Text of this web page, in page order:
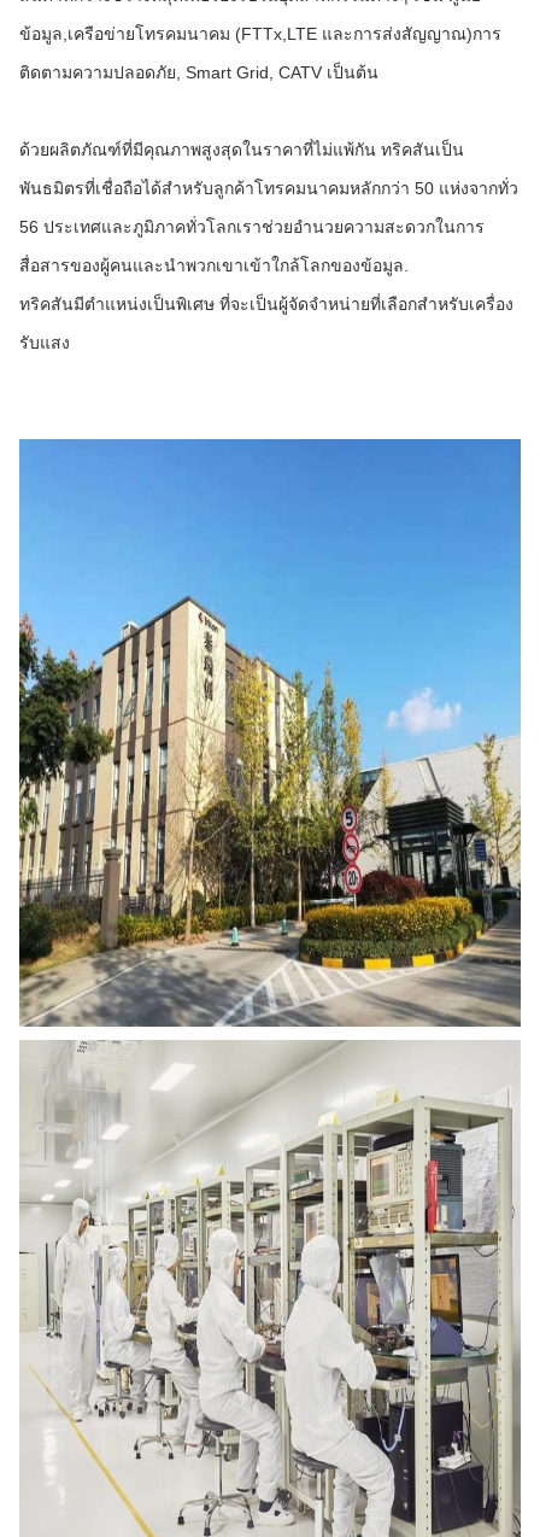
ข้อมูล,เครือข่ายโทรคมนาคม (FTTx,LTE และการส่งสัญญาณ)การ
ติดตามความปลอดภัย, Smart Grid, CATV เป็นต้น
ด้วยผลิตภัณฑ์ที่มีคุณภาพสูงสุดในราคาที่ไม่แพ้กัน ทริคสันเป็น
พันธมิตรที่เชื่อถือได้สําหรับลูกค้าโทรคมนาคมหลักกว่า 50 แห่งจากทั่ว
56 ประเทศและภูมิภาคทั่วโลกเราช่วยอํานวยความสะดวกในการ
สื่อสารของผู้คนและนําพวกเขาเข้าใกล้โลกของข้อมูล.
ทริคสันมีตําแหน่งเป็นพิเศษ ที่จะเป็นผู้จัดจําหน่ายที่เลือกสําหรับเครื่อง
รับแสง